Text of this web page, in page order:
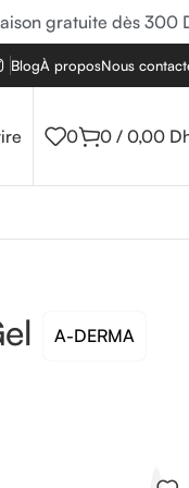
gratuite dès 300 DH
BlogÀ proposNous
0 0 / 0,00
A-DERMA